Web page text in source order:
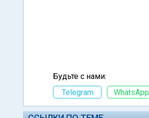
Будьте с нами:
Telegram
WhatsApp